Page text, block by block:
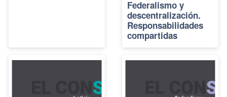
Federalismo y
descentralización.
Responsabilidades
compartidas